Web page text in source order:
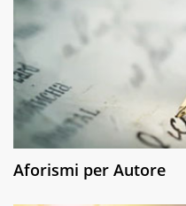
Aforismi per Autore